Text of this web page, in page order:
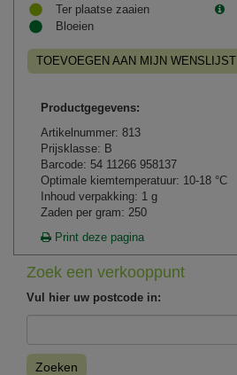
Ter plaatse zaaien
Bloeien
TOEVOEGEN AAN MIJN WENSLIJST
Productgegevens:
Artikelnummer: 813
Prijsklasse: B
Barcode: 54 11266 958137
Optimale kiemtemperatuur: 10-18 °C
Inhoud verpakking: 1 g
Zaden per gram: 250
Print deze pagina
Zoek een verkooppunt
Vul hier uw postcode in:
Zoeken